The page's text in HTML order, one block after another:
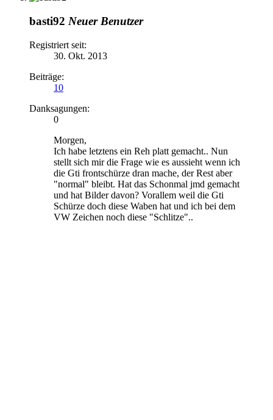
basti92 Neuer Benutzer
Registriert seit:
30. Okt. 2013
Beiträge:
10
Danksagungen:
0
Morgen,
Ich habe letztens ein Reh platt gemacht.. Nun
stellt sich mir die Frage wie es aussieht wenn ich
die Gti frontschürze dran mache, der Rest aber
"normal" bleibt. Hat das Schonmal jmd gemacht
und hat Bilder davon? Vorallem weil die Gti
Schürze doch diese Waben hat und ich bei dem
VW Zeichen noch diese "Schlitze"..